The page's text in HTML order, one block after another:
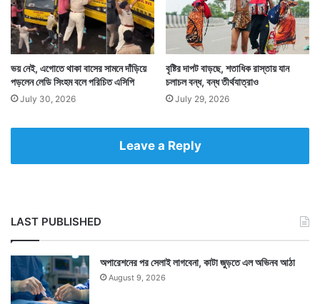
ভয় নেই, এগোতে থাকা বাসের সামনে দাঁড়িয়ে
পড়লেন লেডি সিংহম বলে পরিচিত এসিপি
July 30, 2026
বৃষ্টির দাপট বাড়ছে, শতাধিক রাস্তায় যান
চলাচল বন্ধ, বন্ধ তীর্থযাত্রাও
July 29, 2026
Leave a Reply
LAST PUBLISHED
অপারেশনের পর সেলাই লাগবেনা, কাটা জুড়তে এল অভিনব আঠা
August 9, 2026